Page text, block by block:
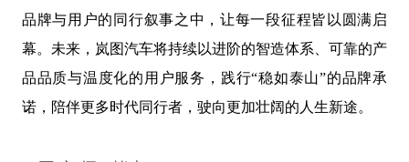
品牌与用户的同行叙事之中，让每一段征程皆以圆满启
幕。未来，岚图汽车将持续以进阶的智造体系、可靠的产
品品质与温度化的用户服务，践行“稳如泰山”的品牌承
诺，陪伴更多时代同行者，驶向更加壮阔的人生新途。